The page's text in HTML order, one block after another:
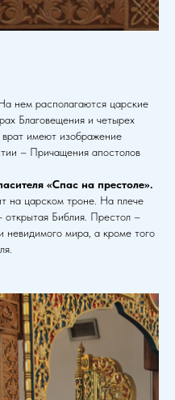
На нем располагаются царские
Благовещения и четырех
имеют изображение
– Причащения апостолов
«Спас на престоле».
на царском троне. На плече
открытая Библия. Престол –
невидимого мира, а кроме того